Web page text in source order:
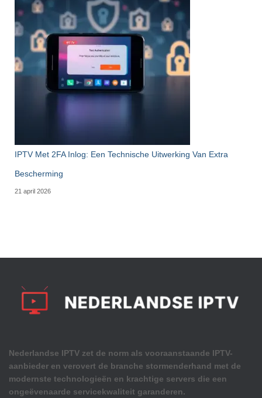
IPTV Met 2FA Inlog: Een Technische Uitwerking Van Extra
Bescherming
21 april 2026
Nederlandse IPTV zet de norm als vooraanstaande IPTV-
aanbieder en verovert de branche stormenderhand met de
modernste technologieën en krachtige servers die een
ongeëvenaarde servicekwaliteit garanderen.